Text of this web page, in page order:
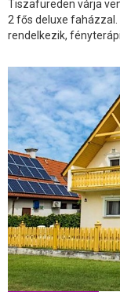
Tiszafüreden várja
2 fős deluxe faházzal.
rendelkezik,